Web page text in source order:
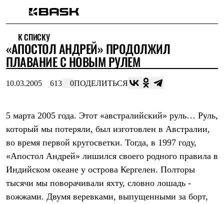
Интернет-магазин
Мужская одежда
Утепленная пухом
Куртки
Жилеты
Куртки
Брюки
Штормовая одежда
Куртки
Брюки
Софтшелл одежда
Куртки
Брюки
Куртки
К СПИСКУ
«АПОСТОЛ АНДРЕЙ» ПРОДОЛЖИЛ
ПЛАВАНИЕ С НОВЫМ РУЛЕМ
10.03.2005 613 0ПОДЕЛИТЬСЯ
5 марта 2005 года. Этот «австралийский» руль… Руль,
который мы потеряли, был изготовлен в Австралии,
во время первой кругосветки. Тогда, в 1997 году,
«Апостол Андрей» лишился своего родного правила в
Индийском океане у острова Кергелен. Полторы
тысячи мы поворачивали яхту, словно лошадь -
вожжами. Двумя веревками, выпущенными за борт,